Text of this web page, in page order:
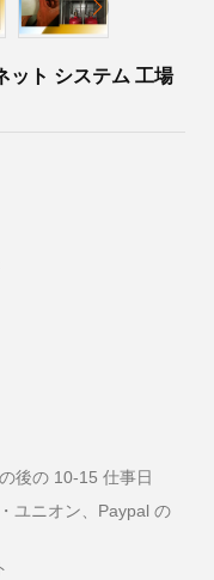
ット システム 工場
後の 10-15 仕事日
ユニオン、Paypal の